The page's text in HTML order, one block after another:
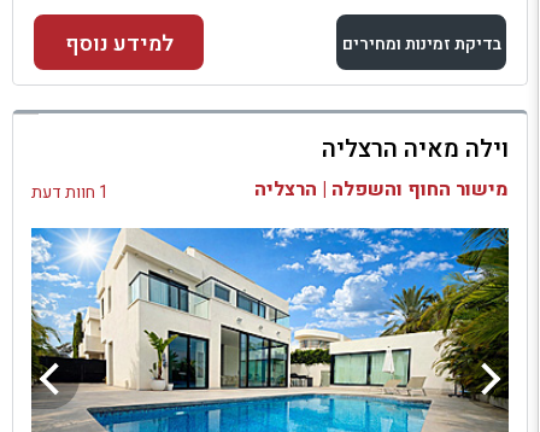
בדיקת זמינות ומחירים
למתחם זה
בדיקת זמינות ומחירים
למידע נוסף
וילה מאיה הרצליה
מישור החוף והשפלה | הרצליה 1 חוות דעת